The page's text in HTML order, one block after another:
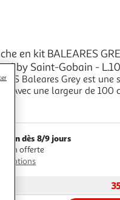
en kit BALEARES
by Saint-Gobain -
Baleares Grey est
Avec une largeur de
dès 8/9 jours
offerte
d'options